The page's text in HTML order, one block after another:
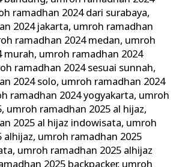
ramadhan 2024 dari surabaya,
2024 jakarta, umroh ramadhan
ramadhan 2024 medan, umroh
murah, umroh ramadhan 2024
ramadhan 2024 sesuai sunnah,
2024 solo, umroh ramadhan 2024
ramadhan 2024 yogyakarta, umroh
, umroh ramadhan 2025 al hijaz,
2025 al hijaz indowisata, umroh
alhijaz, umroh ramadhan 2025
, umroh ramadhan 2025 alhijaz